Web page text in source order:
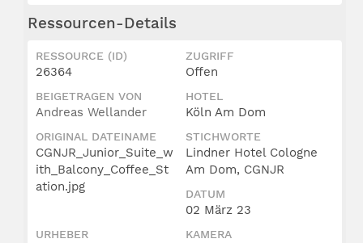
Ressourcen-Details
RESSOURCE (ID)
26364
ZUGRIFF
Offen
BEIGETRAGEN VON
Andreas Wellander
HOTEL
Köln Am Dom
ORIGINAL DATEINAME
CGNJR_Junior_Suite_w
ith_Balcony_Coffee_St
ation.jpg
STICHWORTE
Lindner Hotel Cologne
Am Dom, CGNJR
DATUM
02 März 23
URHEBER KAMERA